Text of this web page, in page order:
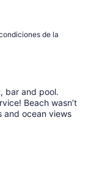
de la
bar and pool.
Beach wasn’t
and ocean views